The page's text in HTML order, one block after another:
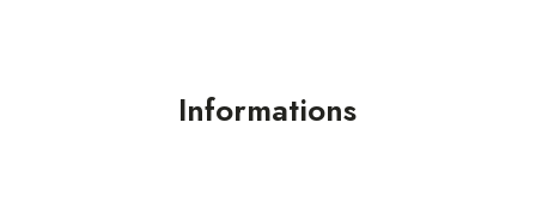
Informations